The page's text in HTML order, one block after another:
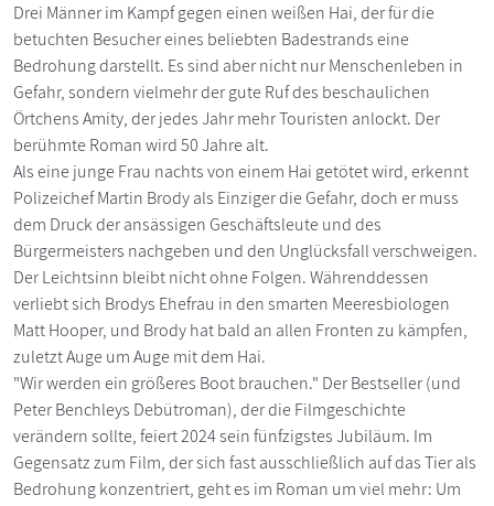
Drei Männer im Kampf gegen einen weißen Hai, der für die
betuchten Besucher eines beliebten Badestrands eine
Bedrohung darstellt. Es sind aber nicht nur Menschenleben in
Gefahr, sondern vielmehr der gute Ruf des beschaulichen
Örtchens Amity, der jedes Jahr mehr Touristen anlockt. Der
berühmte Roman wird 50 Jahre alt.
Als eine junge Frau nachts von einem Hai getötet wird, erkennt
Polizeichef Martin Brody als Einziger die Gefahr, doch er muss
dem Druck der ansässigen Geschäftsleute und des
Bürgermeisters nachgeben und den Unglücksfall verschweigen.
Der Leichtsinn bleibt nicht ohne Folgen. Währenddessen
verliebt sich Brodys Ehefrau in den smarten Meeresbiologen
Matt Hooper, und Brody hat bald an allen Fronten zu kämpfen,
zuletzt Auge um Auge mit dem Hai.
"Wir werden ein größeres Boot brauchen." Der Bestseller (und
Peter Benchleys Debütroman), der die Filmgeschichte
verändern sollte, feiert 2024 sein fünfzigstes Jubiläum. Im
Gegensatz zum Film, der sich fast ausschließlich auf das Tier als
Bedrohung konzentriert, geht es im Roman um viel mehr: Um